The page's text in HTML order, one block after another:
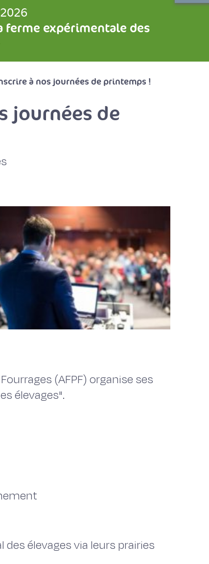
ferme expérimentale des
à nos journées de printemps !
journées de
(AFPF) organise ses
élevages".
élevages via leurs prairies